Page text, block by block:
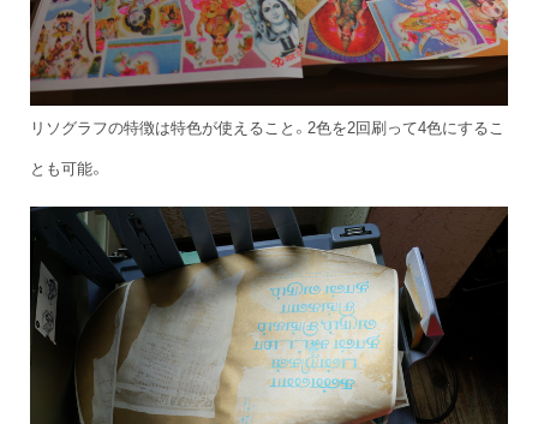
リソグラフの特徴は特色が使えること。2色を2回刷って4色にするこ
とも可能。